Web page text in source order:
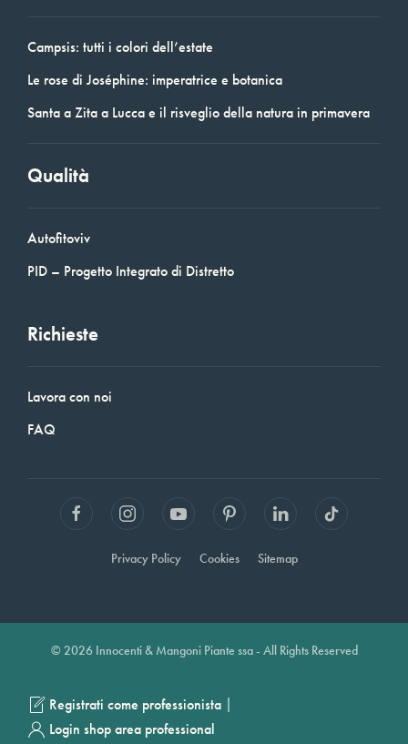
Campsis: tutti i colori dell’estate
Le rose di Joséphine: imperatrice e botanica
Santa a Zita a Lucca e il risveglio della natura in primavera
Qualità
Autofitoviv
PID – Progetto Integrato di Distretto
Richieste
Lavora con noi
FAQ
Privacy Policy Cookies Sitemap
© 2026 Innocenti & Mangoni Piante ssa - All Rights Reserved
Registrati come professionista |
Login shop area professional